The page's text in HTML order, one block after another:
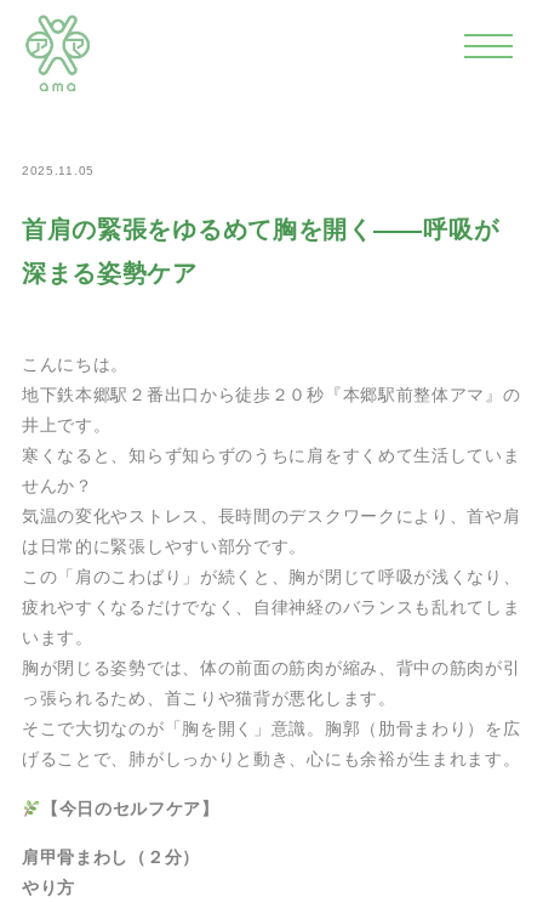
ホーム>
首肩の緊張をゆるめて胸を開く――
呼吸が深まる姿勢ケア
2025.11.05
首肩の緊張をゆるめて胸を開く――呼吸が
深まる姿勢ケア
こんにちは。
地下鉄本郷駅２番出口から徒歩２０秒『本郷駅前整体アマ』の
井上です。
寒くなると、知らず知らずのうちに肩をすくめて生活していま
せんか？
気温の変化やストレス、長時間のデスクワークにより、首や肩
は日常的に緊張しやすい部分です。
この「肩のこわばり」が続くと、胸が閉じて呼吸が浅くなり、
疲れやすくなるだけでなく、自律神経のバランスも乱れてしま
います。
胸が閉じる姿勢では、体の前面の筋肉が縮み、背中の筋肉が引
っ張られるため、首こりや猫背が悪化します。
そこで大切なのが「胸を開く」意識。胸郭（肋骨まわり）を広
げることで、肺がしっかりと動き、心にも余裕が生まれます。
【今日のセルフケア】
肩甲骨まわし（２分）
やり方